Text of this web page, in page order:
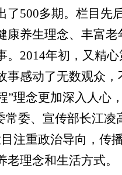
500多期。栏目先
养生理念、丰富
2014年初，又精
感动了无数观众
理念更加深入人心
委、宣传部长江凌
注重政治导向，传
理念和生活方式。